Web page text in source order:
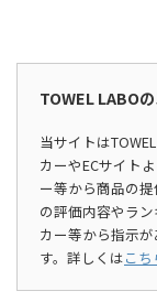
TOWEL LABO
当サイトは
カーやECサイト
ー等から商品の
の評価内容やラ
カー等から指示
す。詳しくはこち